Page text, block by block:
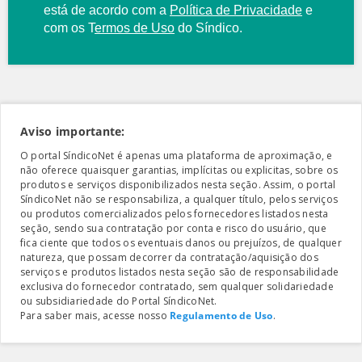
está de acordo com a Política de Privacidade e
com os Termos de Uso do Síndico.
Aviso importante:
O portal SíndicoNet é apenas uma plataforma de aproximação, e
não oferece quaisquer garantias, implícitas ou explicitas, sobre os
produtos e serviços disponibilizados nesta seção. Assim, o portal
SíndicoNet não se responsabiliza, a qualquer título, pelos serviços
ou produtos comercializados pelos fornecedores listados nesta
seção, sendo sua contratação por conta e risco do usuário, que
fica ciente que todos os eventuais danos ou prejuízos, de qualquer
natureza, que possam decorrer da contratação/aquisição dos
serviços e produtos listados nesta seção são de responsabilidade
exclusiva do fornecedor contratado, sem qualquer solidariedade
ou subsidiariedade do Portal SíndicoNet.
Para saber mais, acesse nosso Regulamento de Uso.